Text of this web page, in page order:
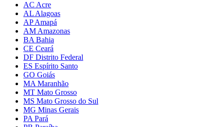
AC Acre
AL Alagoas
AP Amapá
AM Amazonas
BA Bahia
CE Ceará
DF Distrito Federal
ES Espírito Santo
GO Goiás
MA Maranhão
MT Mato Grosso
MS Mato Grosso do Sul
MG Minas Gerais
PA Pará